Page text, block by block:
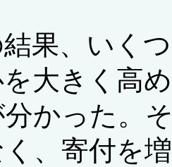
果、いく
大きく高
かった。
、寄付を